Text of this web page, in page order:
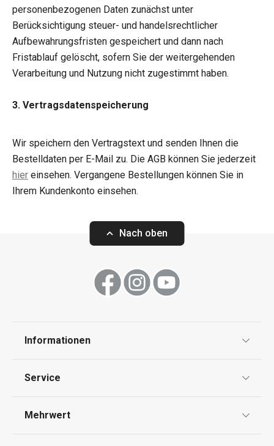
personenbezogenen Daten zunächst unter
Berücksichtigung steuer- und handelsrechtlicher
Aufbewahrungsfristen gespeichert und dann nach
Fristablauf gelöscht, sofern Sie der weitergehenden
Verarbeitung und Nutzung nicht zugestimmt haben.
3. Vertragsdatenspeicherung
Wir speichern den Vertragstext und senden Ihnen die
Bestelldaten per E-Mail zu. Die AGB können Sie jederzeit
hier einsehen. Vergangene Bestellungen können Sie in
Ihrem Kundenkonto einsehen.
Nach oben
Informationen
Impressum
Service
Mehrwert